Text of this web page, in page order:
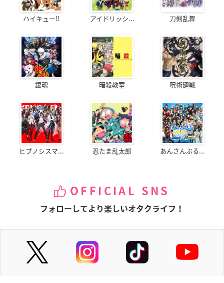
ハイキュー!! アイドリッシ... 刀剣乱舞
銀魂 暗殺教室 呪術廻戦
ヒプノシスマ... 忍たま乱太郎 あんさんぶる...
OFFICIAL SNS
フォローしてより楽しいオタクライフ！